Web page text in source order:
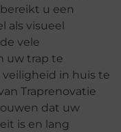
u een
als visueel
vele
uw trap te
in huis te
Traprenovatie
dat uw
is en lang